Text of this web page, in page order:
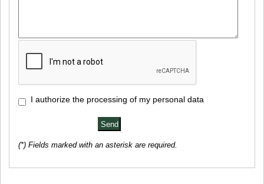
I authorize the processing of my personal data
(*) Fields marked with an asterisk are required.